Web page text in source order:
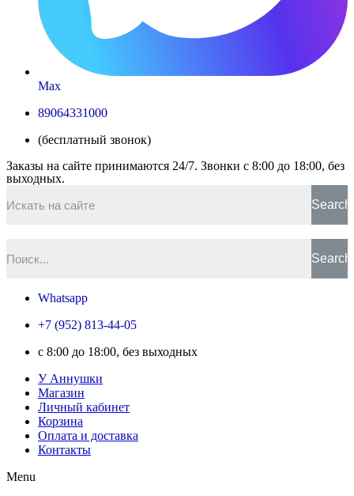
Max
89064331000
(бесплатный звонок)
Заказы на сайте принимаются 24/7. Звонки c 8:00 до 18:00, без
выходных.
Search
Search
Whatsapp
+7 (952) 813-44-05
c 8:00 до 18:00, без выходных
У Аннушки
Магазин
Личный кабинет
Корзина
Оплата и доставка
Контакты
Menu